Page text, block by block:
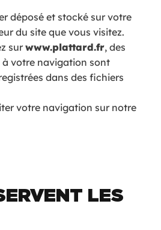
déposé et stocké sur votre
du site que vous visitez.
sur www.plattard.fr, des
votre navigation sont
dans des fichiers
votre navigation sur notre
LES